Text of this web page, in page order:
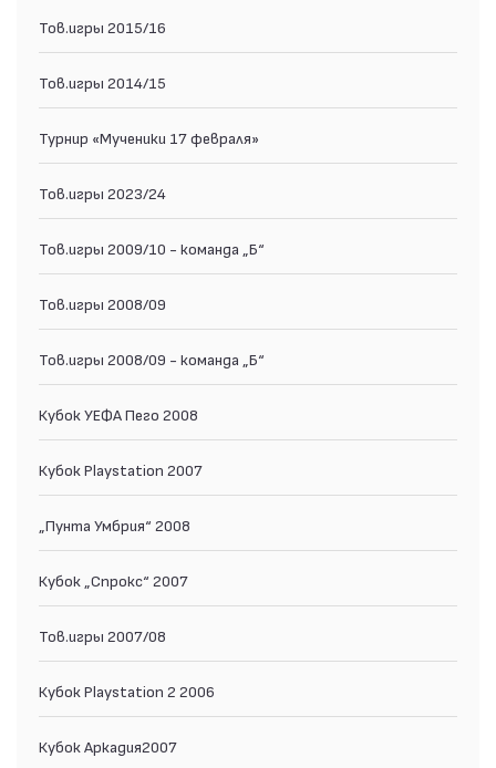
Тов.игры 2015/16
Тов.игры 2014/15
Турнир «Мученики 17 февраля»
Тов.игры 2023/24
Тов.игры 2009/10 - команда „Б“
Тов.игры 2008/09
Тов.игры 2008/09 - команда „Б“
Кубок УЕФА Пего 2008
Кубок Playstation 2007
„Пунта Умбрия“ 2008
Кубок „Спрокс“ 2007
Тов.игры 2007/08
Кубок Playstation 2 2006
Кубок Аркадия2007